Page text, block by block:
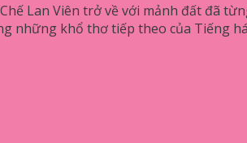
Lan Viên trở về với mảnh đất đã
những khổ thơ tiếp theo của Tiếng